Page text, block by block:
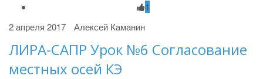
1
2 апреля 2017
Алексей Каманин
ЛИРА-САПР Урок №6 Согласование
местных осей КЭ